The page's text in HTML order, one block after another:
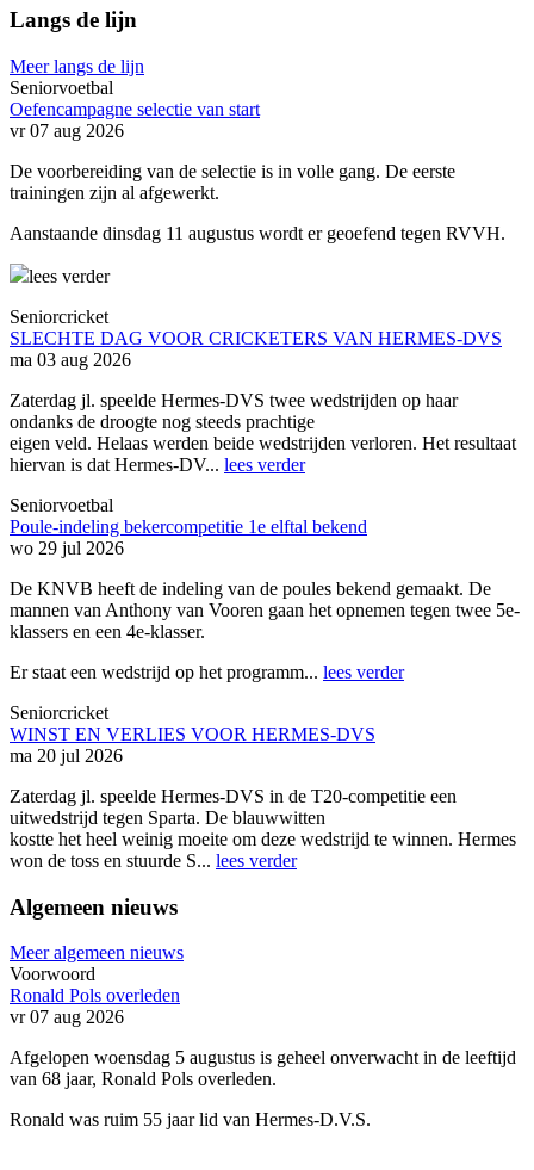
Langs de lijn
Meer langs de lijn
Seniorvoetbal
Oefencampagne selectie van start
vr 07 aug 2026
De voorbereiding van de selectie is in volle gang. De eerste
trainingen zijn al afgewerkt.
Aanstaande dinsdag 11 augustus wordt er geoefend tegen RVVH.
lees verder
Seniorcricket
SLECHTE DAG VOOR CRICKETERS VAN HERMES-DVS
ma 03 aug 2026
Zaterdag jl. speelde Hermes-DVS twee wedstrijden op haar
ondanks de droogte nog steeds prachtige
eigen veld. Helaas werden beide wedstrijden verloren. Het resultaat
hiervan is dat Hermes-DV... lees verder
Seniorvoetbal
Poule-indeling bekercompetitie 1e elftal bekend
wo 29 jul 2026
De KNVB heeft de indeling van de poules bekend gemaakt. De
mannen van Anthony van Vooren gaan het opnemen tegen twee 5e-
klassers en een 4e-klasser.
Er staat een wedstrijd op het programm... lees verder
Seniorcricket
WINST EN VERLIES VOOR HERMES-DVS
ma 20 jul 2026
Zaterdag jl. speelde Hermes-DVS in de T20-competitie een
uitwedstrijd tegen Sparta. De blauwwitten
kostte het heel weinig moeite om deze wedstrijd te winnen. Hermes
won de toss en stuurde S... lees verder
Algemeen nieuws
Meer algemeen nieuws
Voorwoord
Ronald Pols overleden
vr 07 aug 2026
Afgelopen woensdag 5 augustus is geheel onverwacht in de leeftijd
van 68 jaar, Ronald Pols overleden.
Ronald was ruim 55 jaar lid van Hermes-D.V.S.